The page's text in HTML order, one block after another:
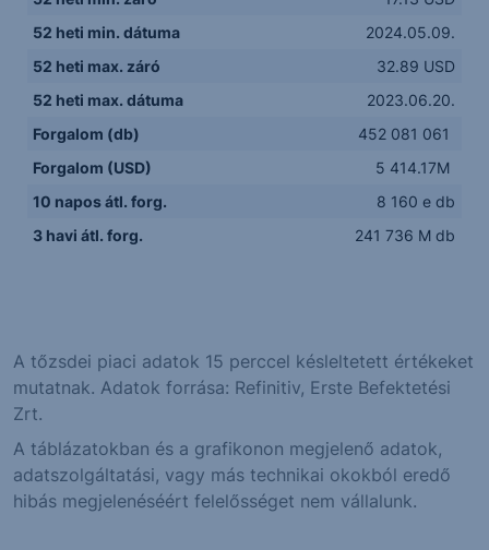
52 heti min. dátuma
2024.05.09.
52 heti max. záró
32.89 USD
52 heti max. dátuma
2023.06.20.
Forgalom (db)
452 081 061
Forgalom (USD)
5 414.17M
10 napos átl. forg.
8 160 e db
3 havi átl. forg.
241 736 M db
A tőzsdei piaci adatok 15 perccel késleltetett értékeket
mutatnak. Adatok forrása: Refinitiv, Erste Befektetési
Zrt.
A táblázatokban és a grafikonon megjelenő adatok,
adatszolgáltatási, vagy más technikai okokból eredő
hibás megjelenéséért felelősséget nem vállalunk.